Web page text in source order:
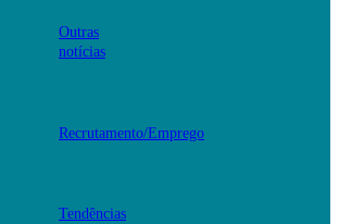
Outras
notícias
Recrutamento/Emprego
Tendências